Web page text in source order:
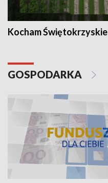
Kocham Świętokrzyskie
GOSPODARKA